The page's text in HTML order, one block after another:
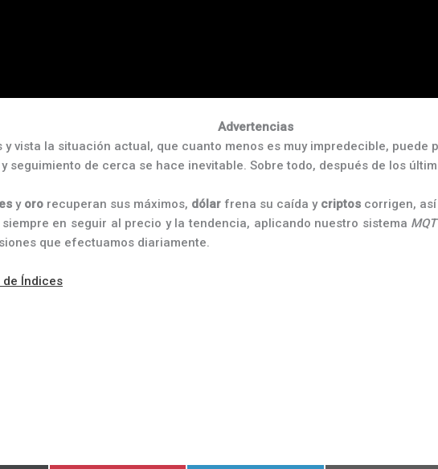
Advertencias
y vista la situación actual, que cuanto menos es muy impredecible,
seguimiento de cerca se hace inevitable. Sobre todo, después de los
y oro recuperan sus máximos, dólar frena su caída y criptos corrigen,
en seguir al precio y la tendencia, aplicando nuestro sistema MQT
que efectuamos diariamente.
de Índices